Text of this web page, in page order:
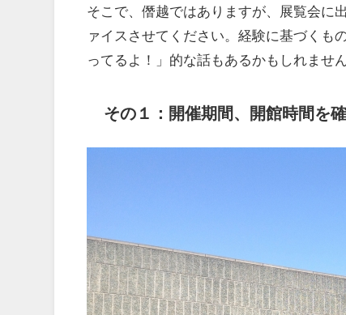
そこで、僭越ではありますが、展覧会に
ァイスさせてください。経験に基づくも
ってるよ！」的な話もあるかもしれませ
その１：開催期間、開館時間を